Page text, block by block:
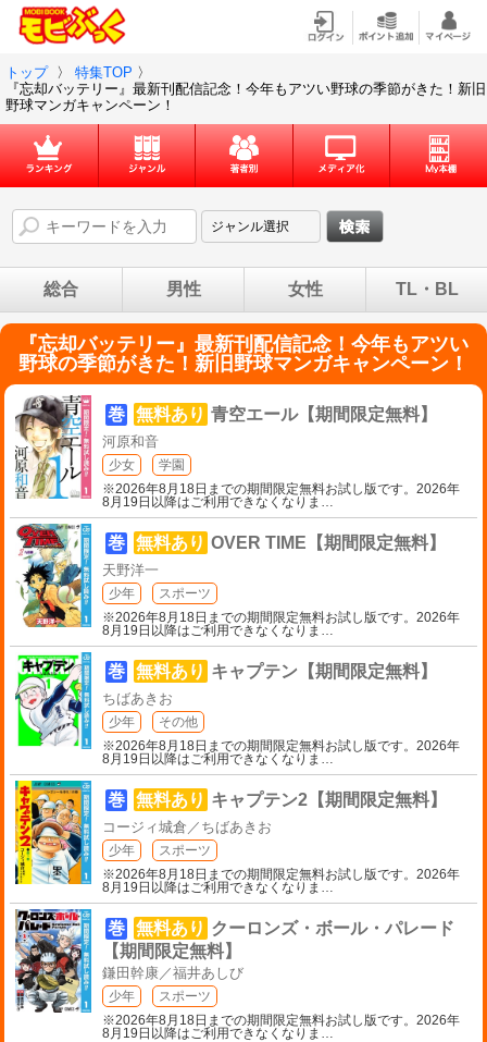
トップ 〉 特集TOP 〉
『忘却バッテリー』最新刊配信記念！今年もアツい野球の季節がきた！新旧
野球マンガキャンペーン！
総合 男性 女性 TL・BL
『忘却バッテリー』最新刊配信記念！今年もアツい
野球の季節がきた！新旧野球マンガキャンペーン！
巻 無料あり 青空エール【期間限定無料】
河原和音
少女
学園
※2026年8月18日までの期間限定無料お試し版です。2026年
8月19日以降はご利用できなくなりま
巻 無料あり OVER TIME【期間限定無料】
天野洋一
少年
スポーツ
※2026年8月18日までの期間限定無料お試し版です。2026年
8月19日以降はご利用できなくなりま
巻 無料あり キャプテン【期間限定無料】
ちばあきお
少年
その他
※2026年8月18日までの期間限定無料お試し版です。2026年
8月19日以降はご利用できなくなりま
巻 無料あり キャプテン2【期間限定無料】
コージィ城倉／ちばあきお
少年
スポーツ
※2026年8月18日までの期間限定無料お試し版です。2026年
8月19日以降はご利用できなくなりま
巻 無料あり クーロンズ・ボール・パレード
【期間限定無料】
鎌田幹康／福井あしび
少年
スポーツ
※2026年8月18日までの期間限定無料お試し版です。2026年
8月19日以降はご利用できなくなりま